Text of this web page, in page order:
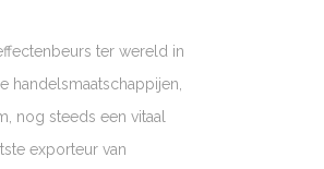
ter wereld in
nog steeds een vitaal
exporteur van